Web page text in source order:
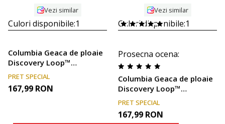
Vezi similar
Culori disponibile:1
Columbia Geaca de ploaie
Discovery Loop™
Windbreaker
PRET SPECIAL
167,99 RON
Vezi similar
Culori disponibile:1
Prosecna ocena:
Columbia Geaca de ploaie
Discovery Loop™
Windbreaker
PRET SPECIAL
167,99 RON